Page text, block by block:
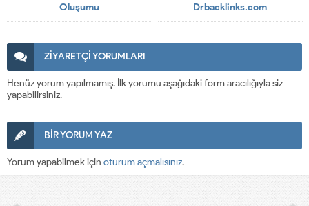
Oluşumu
Drbacklinks.com
ZİYARETÇİ YORUMLARI
Henüz yorum yapılmamış. İlk yorumu aşağıdaki form aracılığıyla siz
yapabilirsiniz.
BİR YORUM YAZ
Yorum yapabilmek için oturum açmalısınız.